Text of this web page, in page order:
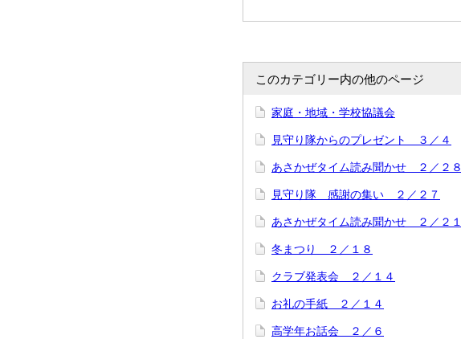
このカテゴリー内の他のページ
家庭・地域・学校協議会
見守り隊からのプレゼント ３／４
あさかぜタイム読み聞かせ ２／２８
見守り隊 感謝の集い ２／２７
あさかぜタイム読み聞かせ ２／２１
冬まつり ２／１８
クラブ発表会 ２／１４
お礼の手紙 ２／１４
高学年お話会 ２／６